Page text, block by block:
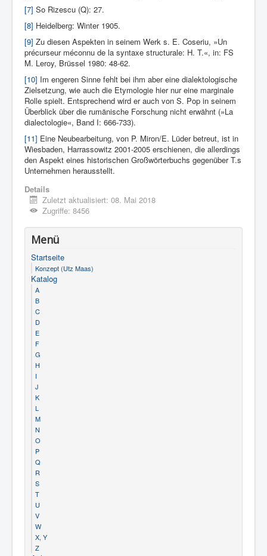
[7] So Rizescu (Q): 27.
[8] Heidelberg: Winter 1905.
[9] Zu diesen Aspekten in seinem Werk s. E. Coseriu, »Un
précurseur méconnu de la syntaxe structurale: H. T.«, in: FS
M. Leroy, Brüssel 1980: 48-62.
[10] Im engeren Sinne fehlt bei ihm aber eine dialektologische
Zielsetzung, wie auch die Etymologie hier nur eine marginale
Rolle spielt. Entsprechend wird er auch von S. Pop in seinem
Überblick über die rumänische Forschung nicht erwähnt (»La
dialectologie«, Band I: 666-733).
[11] Eine Neubearbeitung, von P. Miron/E. Lüder betreut, ist in
Wiesbaden, Harrassowitz 2001-2005 erschienen, die allerdings
den Aspekt eines historischen Großwörterbuchs gegenüber T.s
Unternehmen herausstellt.
Details
Zuletzt aktualisiert: 08. Mai 2018
Zugriffe: 8456
Menü
Startseite
Konzept (Utz Maas)
Katalog
A
B
C
D
E
F
G
H
I
J
K
L
M
N
O
P
Q
R
S
T
U
V
W
X, Y
Z